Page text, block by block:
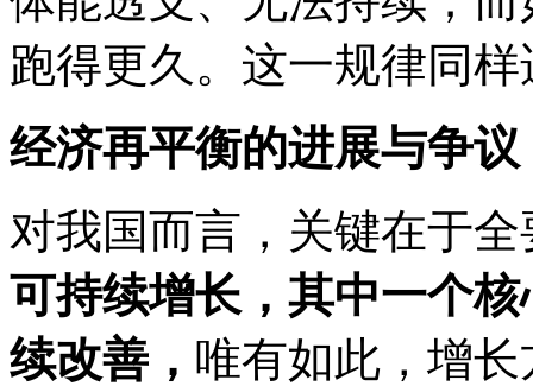
跑得更久。这一规律同
经济再平衡的进展与争议
对我国而言，关键在于
可持续增长，其中一个
续改善， 唯有如此，增